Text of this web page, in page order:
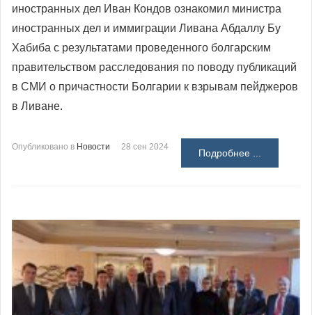
иностранных дел Иван Кондов ознакомил министра
иностранных дел и иммиграции Ливана Абдаллу Бу
Хабиба с результатами проведенного болгарским
правительством расследования по поводу публикаций
в СМИ о причастности Болгарии к взрывам пейджеров
в Ливане.
Опубликовано в Новости 28 сен 2024
Подробнее ...